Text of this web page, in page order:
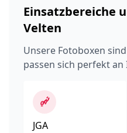
Einsatzbereiche
Velten
Unsere Fotoboxen
passen sich perfekt
JGA